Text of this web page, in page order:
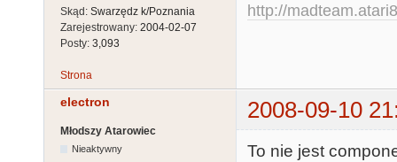
Skąd: Swarzędz k/Poznania
Zarejestrowany: 2004-02-07
Posty: 3,093
http://
Strona
electron 2008-09-10
Młodszy Atarowiec
Nieaktywny
To nie jest